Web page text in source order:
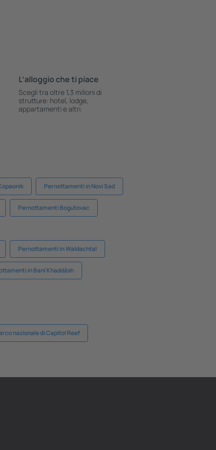
L’alloggio che ti piace
Scegli tra oltre 1,3 milioni di
strutture: hotel, lodge,
appartamenti e altri.
Pernottamenti in Novi Sad
Pernottamenti Bogutovac
Pernottamenti in Waldachtal
in Banī Khaddāsh
nazionale di Capitol Reef